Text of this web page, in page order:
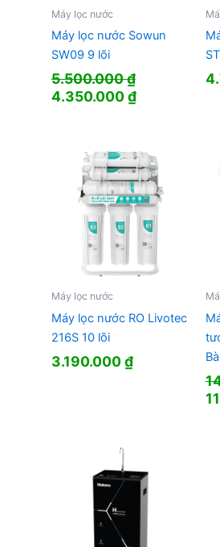
Máy lọc nước
Máy lọc nước Sowun
SW09 9 lõi
5.500.000₫
Giá
5.500.000 ₫.
4.350.000₫Giá
là:
4.350.000
Máy lọc nước
Máy lọc nước RO Livotec
216S 10 lõi
3.190.000₫